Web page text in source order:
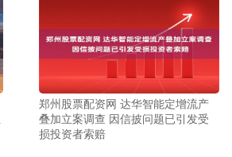
郑州股票配资网 达华智能定增流产
叠加立案调查 因信披问题已引发受
损投资者索赔